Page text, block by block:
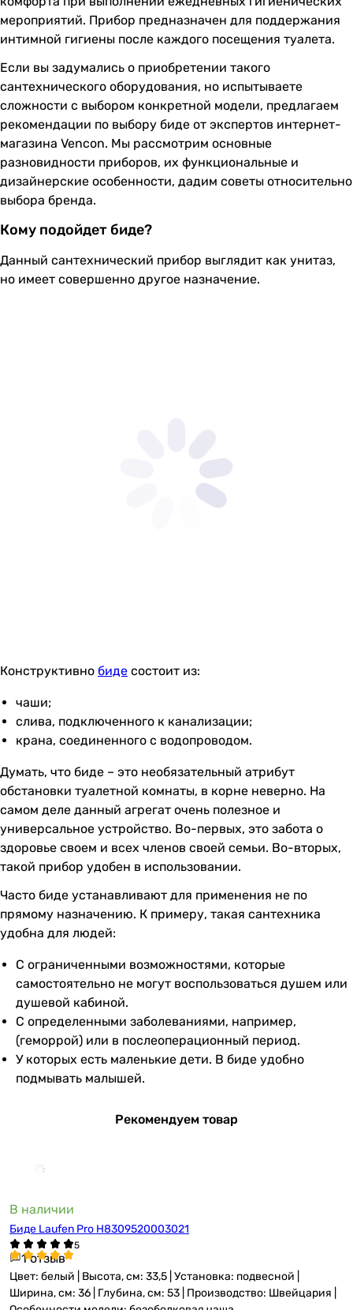
мероприятий. Прибор предназначен для поддержания
интимной гигиены после каждого посещения туалета.
Если вы задумались о приобретении такого
сантехнического оборудования, но испытываете
сложности с выбором конкретной модели, предлагаем
рекомендации по выбору биде от экспертов интернет-
магазина Vencon. Мы рассмотрим основные
разновидности приборов, их функциональные и
дизайнерские особенности, дадим советы относительно
выбора бренда.
Кому подойдет биде?
Данный сантехнический прибор выглядит как унитаз,
но имеет совершенно другое назначение.
Конструктивно биде состоит из:
чаши;
слива, подключенного к канализации;
крана, соединенного с водопроводом.
Думать, что биде – это необязательный атрибут
обстановки туалетной комнаты, в корне неверно. На
самом деле данный агрегат очень полезное и
универсальное устройство. Во-первых, это забота о
здоровье своем и всех членов своей семьи. Во-вторых,
такой прибор удобен в использовании.
Часто биде устанавливают для применения не по
прямому назначению. К примеру, такая сантехника
удобна для людей:
С ограниченными возможностями, которые
самостоятельно не могут воспользоваться душем или
душевой кабиной.
С определенными заболеваниями, например,
(геморрой) или в послеоперационный период.
У которых есть маленькие дети. В биде удобно
подмывать малышей.
Рекомендуем товар
В наличии
Биде Laufen Pro H8309520003021
1 отзыв
Цвет: белый | Высота, см: 33,5 | Установка: подвесной |
Ширина, см: 36 | Глубина, см: 53 | Производство: Швейцария |